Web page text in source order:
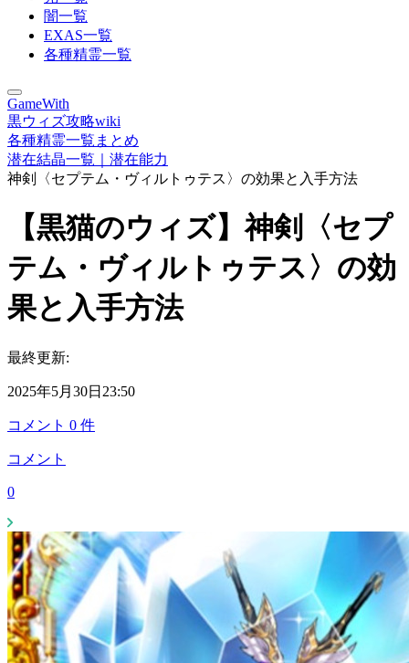
闇一覧
EXAS一覧
各種精霊一覧
GameWith
黒ウィズ攻略wiki
各種精霊一覧まとめ
潜在結晶一覧｜潜在能力
神剣〈セプテム・ヴィルトゥテス〉の効果と入手方法
【黒猫のウィズ】神剣〈セプ
テム・ヴィルトゥテス〉の効
果と入手方法
最終更新:
2025年5月30日23:50
コメント 0 件
コメント
0